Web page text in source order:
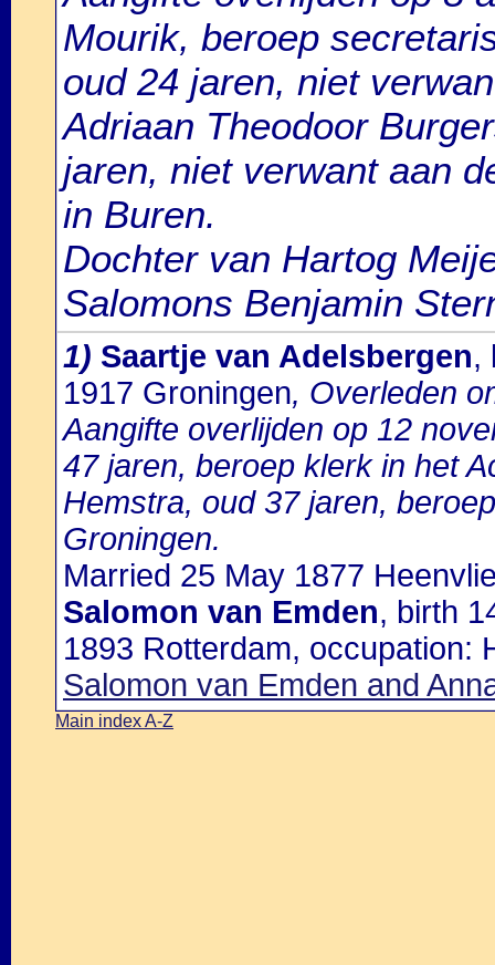
Mourik, beroep
oud 24 jaren, niet
Adriaan Theodoor
jaren, niet verwant aan
in Buren.
Dochter van Hartog
Salomons Benjamin
1) Saartje van Adelsbergen,
1917 Groningen, Overleden
Aangifte overlijden op 12
47 jaren, beroep klerk in het
Hemstra, oud 37 jaren,
Groningen.
Married 25 May 1877
Salomon van Emden, birth
1893 Rotterdam, occupation:
Salomon van Emden and
Main index A-Z